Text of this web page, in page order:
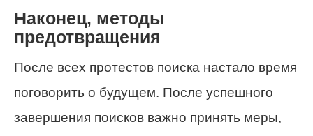
Наконец, методы
предотвращения
После всех протестов поиска настало время
поговорить о будущем. После успешного
завершения поисков важно принять меры,